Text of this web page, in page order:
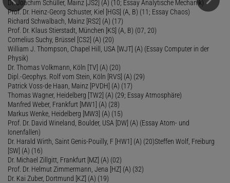
Dr. Joachim Schüller, Mainz [JS2] (A) (10; Essay Analytische Mechanik)
Prof. Dr. Heinz-Georg Schuster, Kiel [HGS] (A, B) (11; Essay Chaos)
Richard Schwalbach, Mainz [RS2] (A) (17)
Prof. Dr. Klaus Stierstadt, München [KS] (A, B) (07, 20)
Cornelius Suchy, Brüssel [CS2] (A) (20)
William J. Thompson, Chapel Hill, USA [WJT] (A) (Essay Computer in der
Physik)
Dr. Thomas Volkmann, Köln [TV] (A) (20)
Dipl.-Geophys. Rolf vom Stein, Köln [RVS] (A) (29)
Patrick Voss-de Haan, Mainz [PVDH] (A) (17)
Thomas Wagner, Heidelberg [TW2] (A) (29; Essay Atmosphäre)
Manfred Weber, Frankfurt [MW1] (A) (28)
Markus Wenke, Heidelberg [MW3] (A) (15)
Prof. Dr. David Wineland, Boulder, USA [DW] (A) (Essay Atom- und
Ionenfallen)
Dr. Harald Wirth, Saint Genis-Pouilly, F [HW1] (A) (20)Steffen Wolf, Freiburg
[SW] (A) (16)
Dr. Michael Zillgitt, Frankfurt [MZ] (A) (02)
Prof. Dr. Helmut Zimmermann, Jena [HZ] (A) (32)
Dr. Kai Zuber, Dortmund [KZ] (A) (19)